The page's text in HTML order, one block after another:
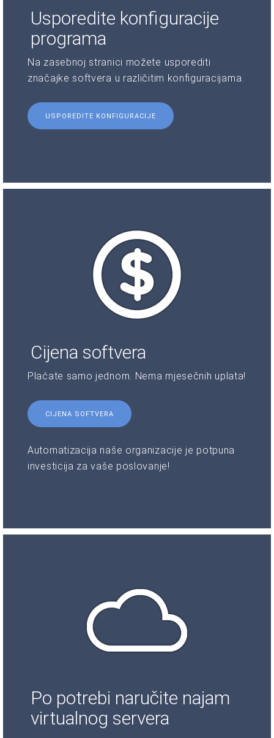
Usporedite konfiguracije
programa
Na zasebnoj stranici možete usporediti
značajke softvera u različitim konfiguracijama.
USPOREDITE KONFIGURACIJE
Cijena softvera
Plaćate samo jednom. Nema mjesečnih uplata!
CIJENA SOFTVERA
Automatizacija naše organizacije je potpuna
investicija za vaše poslovanje!
Po potrebi naručite najam
virtualnog servera